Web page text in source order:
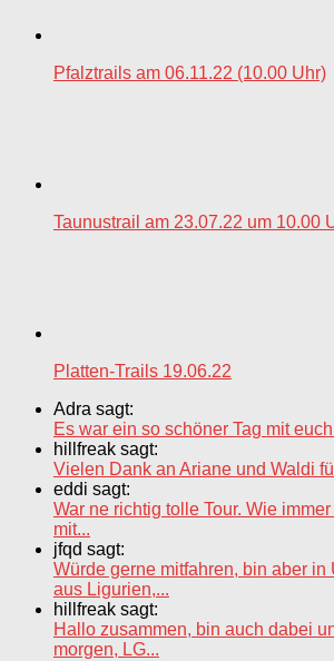
Pfalztrails am 06.11.22 (10.00 Uhr)
Taunustrail am 23.07.22 um 10.00
Platten-Trails 19.06.22
Adra sagt:
Es war ein so schöner Tag mit
hillfreak sagt:
Vielen Dank an Ariane und Waldi
eddi sagt:
War ne richtig tolle Tour. Wie
mit...
jfqd sagt:
Würde gerne mitfahren, bin aber
aus Ligurien,...
hillfreak sagt:
Hallo zusammen, bin auch dabei
morgen, LG...